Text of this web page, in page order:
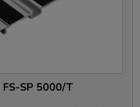
SP 5000/T